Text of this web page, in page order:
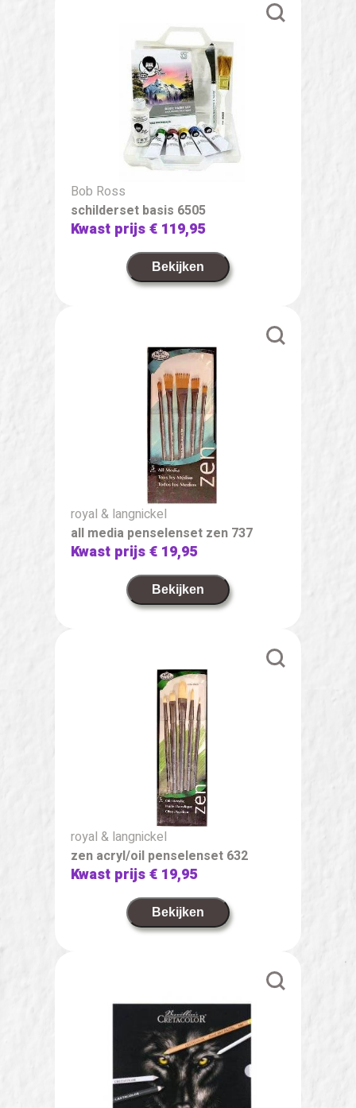
Bob Ross
schilderset basis 6505
Kwast prijs€ 119,95
Bekijken
royal & langnickel
all media penselenset zen 737
Kwast prijs€ 19,95
Bekijken
royal & langnickel
zen acryl/oil penselenset 632
Kwast prijs€ 19,95
Bekijken